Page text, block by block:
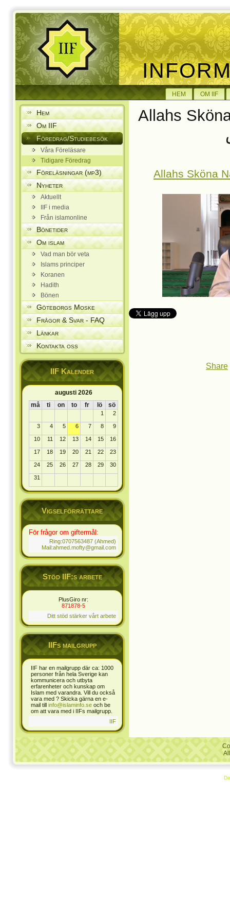
HEM OM IIF
Hem
Om IIF
Föredrag/Studiebesök
Våra Föreläsare
Tidigare Föredrag
Föreläsningar (mp3)
Nyheter
Aktuellt
IIF i media
Från islamonline
Bönetider
Om islam
Vad man bör veta
Islams principer
Koranen
Hadith
Bönen
Göteborgs Moske
Frågor & Svar - FAQ
Länkar
Kontakta oss
IIF Kalender
augusti 2026
må
ti on to fr lö sö
1 2
3 4 5 6 7 8 9
10 11 12 13 14 15 16
17 18 19 20 21 22 23
24 25 26 27 28 29 30
31
Vigselförrättare
För frågor om giftermål:
Ring:0707563487 (Ahmed)
Mail:ahmed.mofty@gmail.com
Stöd IIF:s arbete
PlusGiro nr:
871878-5
Ditt stöd stärker vårt arbete
IIFs mailgrupp
IIF har en mailgrupp där ca: 1000
personer från hela Sverige kan
kommunicera och utbyta
erfarenheter och kunskap om
Islam med varandra. Vill du också
vara med ? Skicka gärna en e-
mail till info@islaminfo.se och be
om att vara med i IIFs mailgrupp.
IIF
Allahs
Share